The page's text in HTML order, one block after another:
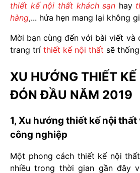
thiết kế nội thất khách sạn hay
hàng,... hứa hẹn mang lại không
Mời bạn cùng đến với bài viết và
trang trí thiết kế nội thất sẽ
XU HƯỚNG THIẾT
ĐÓN ĐẦU NĂM 2019
1, Xu hướng thiết kế nội
công nghiệp
Một phong cách thiết kế nội
nhiều trong thời gian gần đây